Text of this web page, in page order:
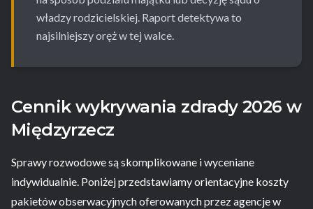
władzy rodzicielskiej. Raport detektywa to
najsilniejszy oręż w tej walce.
Cennik wykrywania zdrady 2026 w
Międzyrzecz
Sprawy rozwodowe są skomplikowane i wyceniane
indywidualnie. Poniżej przedstawiamy orientacyjne koszty
pakietów obserwacyjnych oferowanych przez agencje w